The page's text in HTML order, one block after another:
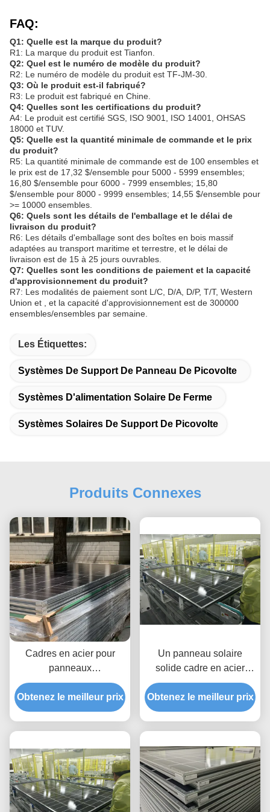
FAQ:
Q1: Quelle est la marque du produit?
R1: La marque du produit est Tianfon.
Q2: Quel est le numéro de modèle du produit?
R2: Le numéro de modèle du produit est TF-JM-30.
Q3: Où le produit est-il fabriqué?
R3: Le produit est fabriqué en Chine.
Q4: Quelles sont les certifications du produit?
A4: Le produit est certifié SGS, ISO 9001, ISO 14001, OHSAS
18000 et TUV.
Q5: Quelle est la quantité minimale de commande et le prix
du produit?
R5: La quantité minimale de commande est de 100 ensembles et
le prix est de 17,32 $/ensemble pour 5000 - 5999 ensembles;
16,80 $/ensemble pour 6000 - 7999 ensembles; 15,80
$/ensemble pour 8000 - 9999 ensembles; 14,55 $/ensemble pour
>= 10000 ensembles.
Q6: Quels sont les détails de l'emballage et le délai de
livraison du produit?
R6: Les détails d'emballage sont des boîtes en bois massif
adaptées au transport maritime et terrestre, et le délai de
livraison est de 15 à 25 jours ouvrables.
Q7: Quelles sont les conditions de paiement et la capacité
d'approvisionnement du produit?
R7: Les modalités de paiement sont L/C, D/A, D/P, T/T, Western
Union et , et la capacité d'approvisionnement est de 300000
ensembles/ensembles par semaine.
Les Étiquettes:
Systèmes De Support De Panneau De Picovolte
Systèmes D'alimentation Solaire De Ferme
Systèmes Solaires De Support De Picovolte
Produits Connexes
Cadres en acier pour
panneaux
photovoltaïques à
installation facile,
conceptions
pour panneaux solaires
dans divers
environnements
Obtenez le meilleur prix
Un panneau solaire
solide cadre en acier
combinant haute
résistance à la corrosion
et versatile qualités
Obtenez le meilleur prix